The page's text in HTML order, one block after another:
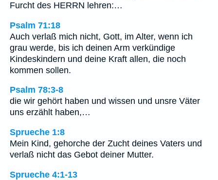
Furcht des HERRN lehren:…
Psalm 71:18
Auch verlaß mich nicht, Gott, im Alter, wenn ich
grau werde, bis ich deinen Arm verkündige
Kindeskindern und deine Kraft allen, die noch
kommen sollen.
Psalm 78:3-8
die wir gehört haben und wissen und unsre Väter
uns erzählt haben,…
Sprueche 1:8
Mein Kind, gehorche der Zucht deines Vaters und
verlaß nicht das Gebot deiner Mutter.
Sprueche 4:1-13